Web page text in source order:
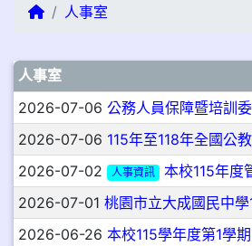
回首頁人事室
文章列表
人事室
2026-07-06 公務人員保障暨培訓
2026-07-06 115年至118年全國公
2026-07-02
人事資訊 本校115年度
2026-07-01 桃園市立大成國民中
2026-06-26 本校115學年度第1學